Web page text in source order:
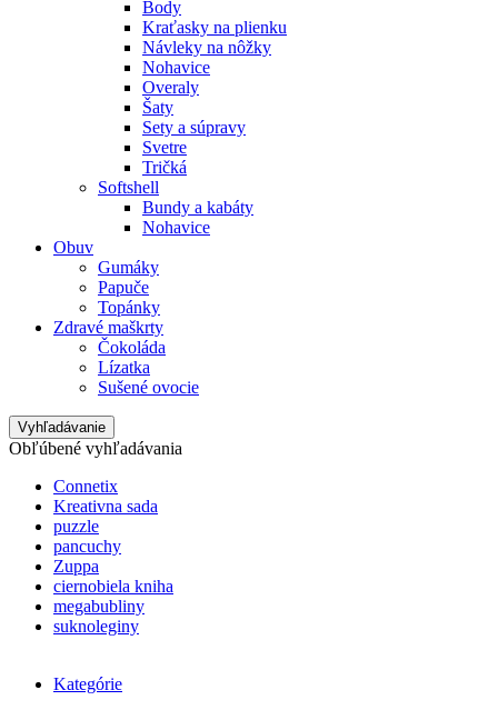
Body
Kraťasky na plienku
Návleky na nôžky
Nohavice
Overaly
Šaty
Sety a súpravy
Svetre
Tričká
Softshell
Bundy a kabáty
Nohavice
Obuv
Gumáky
Papuče
Topánky
Zdravé maškrty
Čokoláda
Lízatka
Sušené ovocie
Vyhľadávanie
Obľúbené vyhľadávania
Connetix
Kreativna sada
puzzle
pancuchy
Zuppa
ciernobiela kniha
megabubliny
suknoleginy
Kategórie